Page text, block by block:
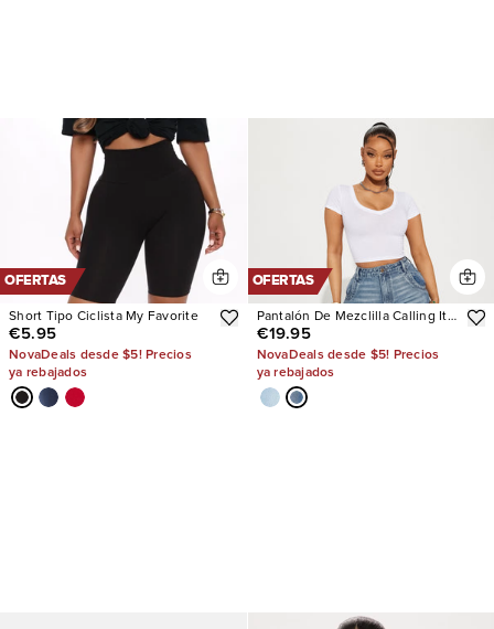
OFERTAS
Short Tipo Ciclista My Favorite
€5.95
NovaDeals desde $5! Precios
ya rebajados
OFERTAS
Pantalón De Mezclilla Calling It
Off Baggy
€19.95
NovaDeals desde $5! Precios
ya rebajados